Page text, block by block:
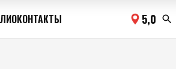
КОНТАКТЫ 5,0